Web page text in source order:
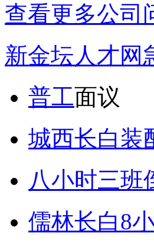
查看更多公司
新金坛人才网
普工面议
城西长白装
八小时三班
儒林长白8